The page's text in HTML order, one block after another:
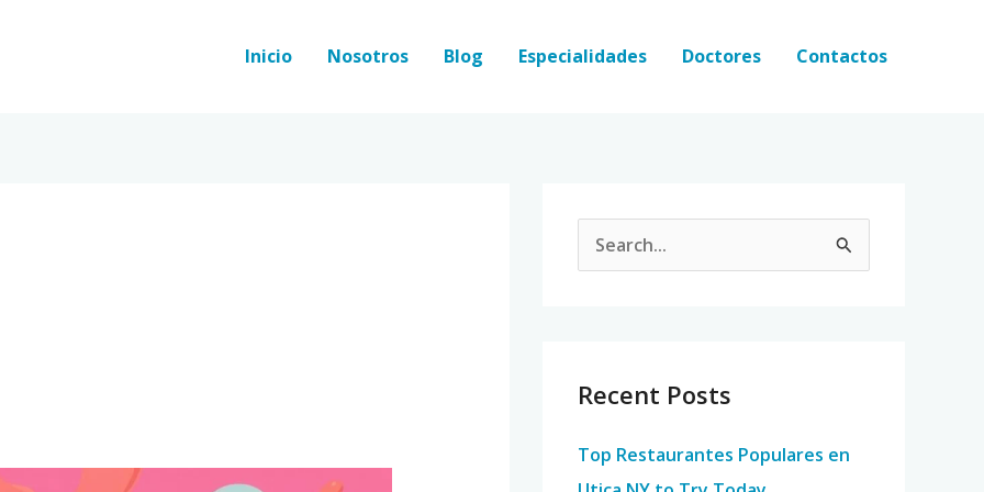
Inicio Nosotros Blog Especialidades Doctores Contactos
c
f
Recent Posts
Top Restaurantes Populares en